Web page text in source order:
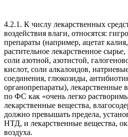
4.2.1. К числу лекарственных
воздействия влаги, относятся:
препараты (например, ацетат
растительное лекарственное
соли азотной, азотистой,
кислот, соли алкалоидов,
соединения, глюкозиды,
органопрепараты), лекарственные
по ФС как «очень легко
лекарственные вещества,
должно превышать предела,
НТД, и лекарственные вещества,
воздуха.